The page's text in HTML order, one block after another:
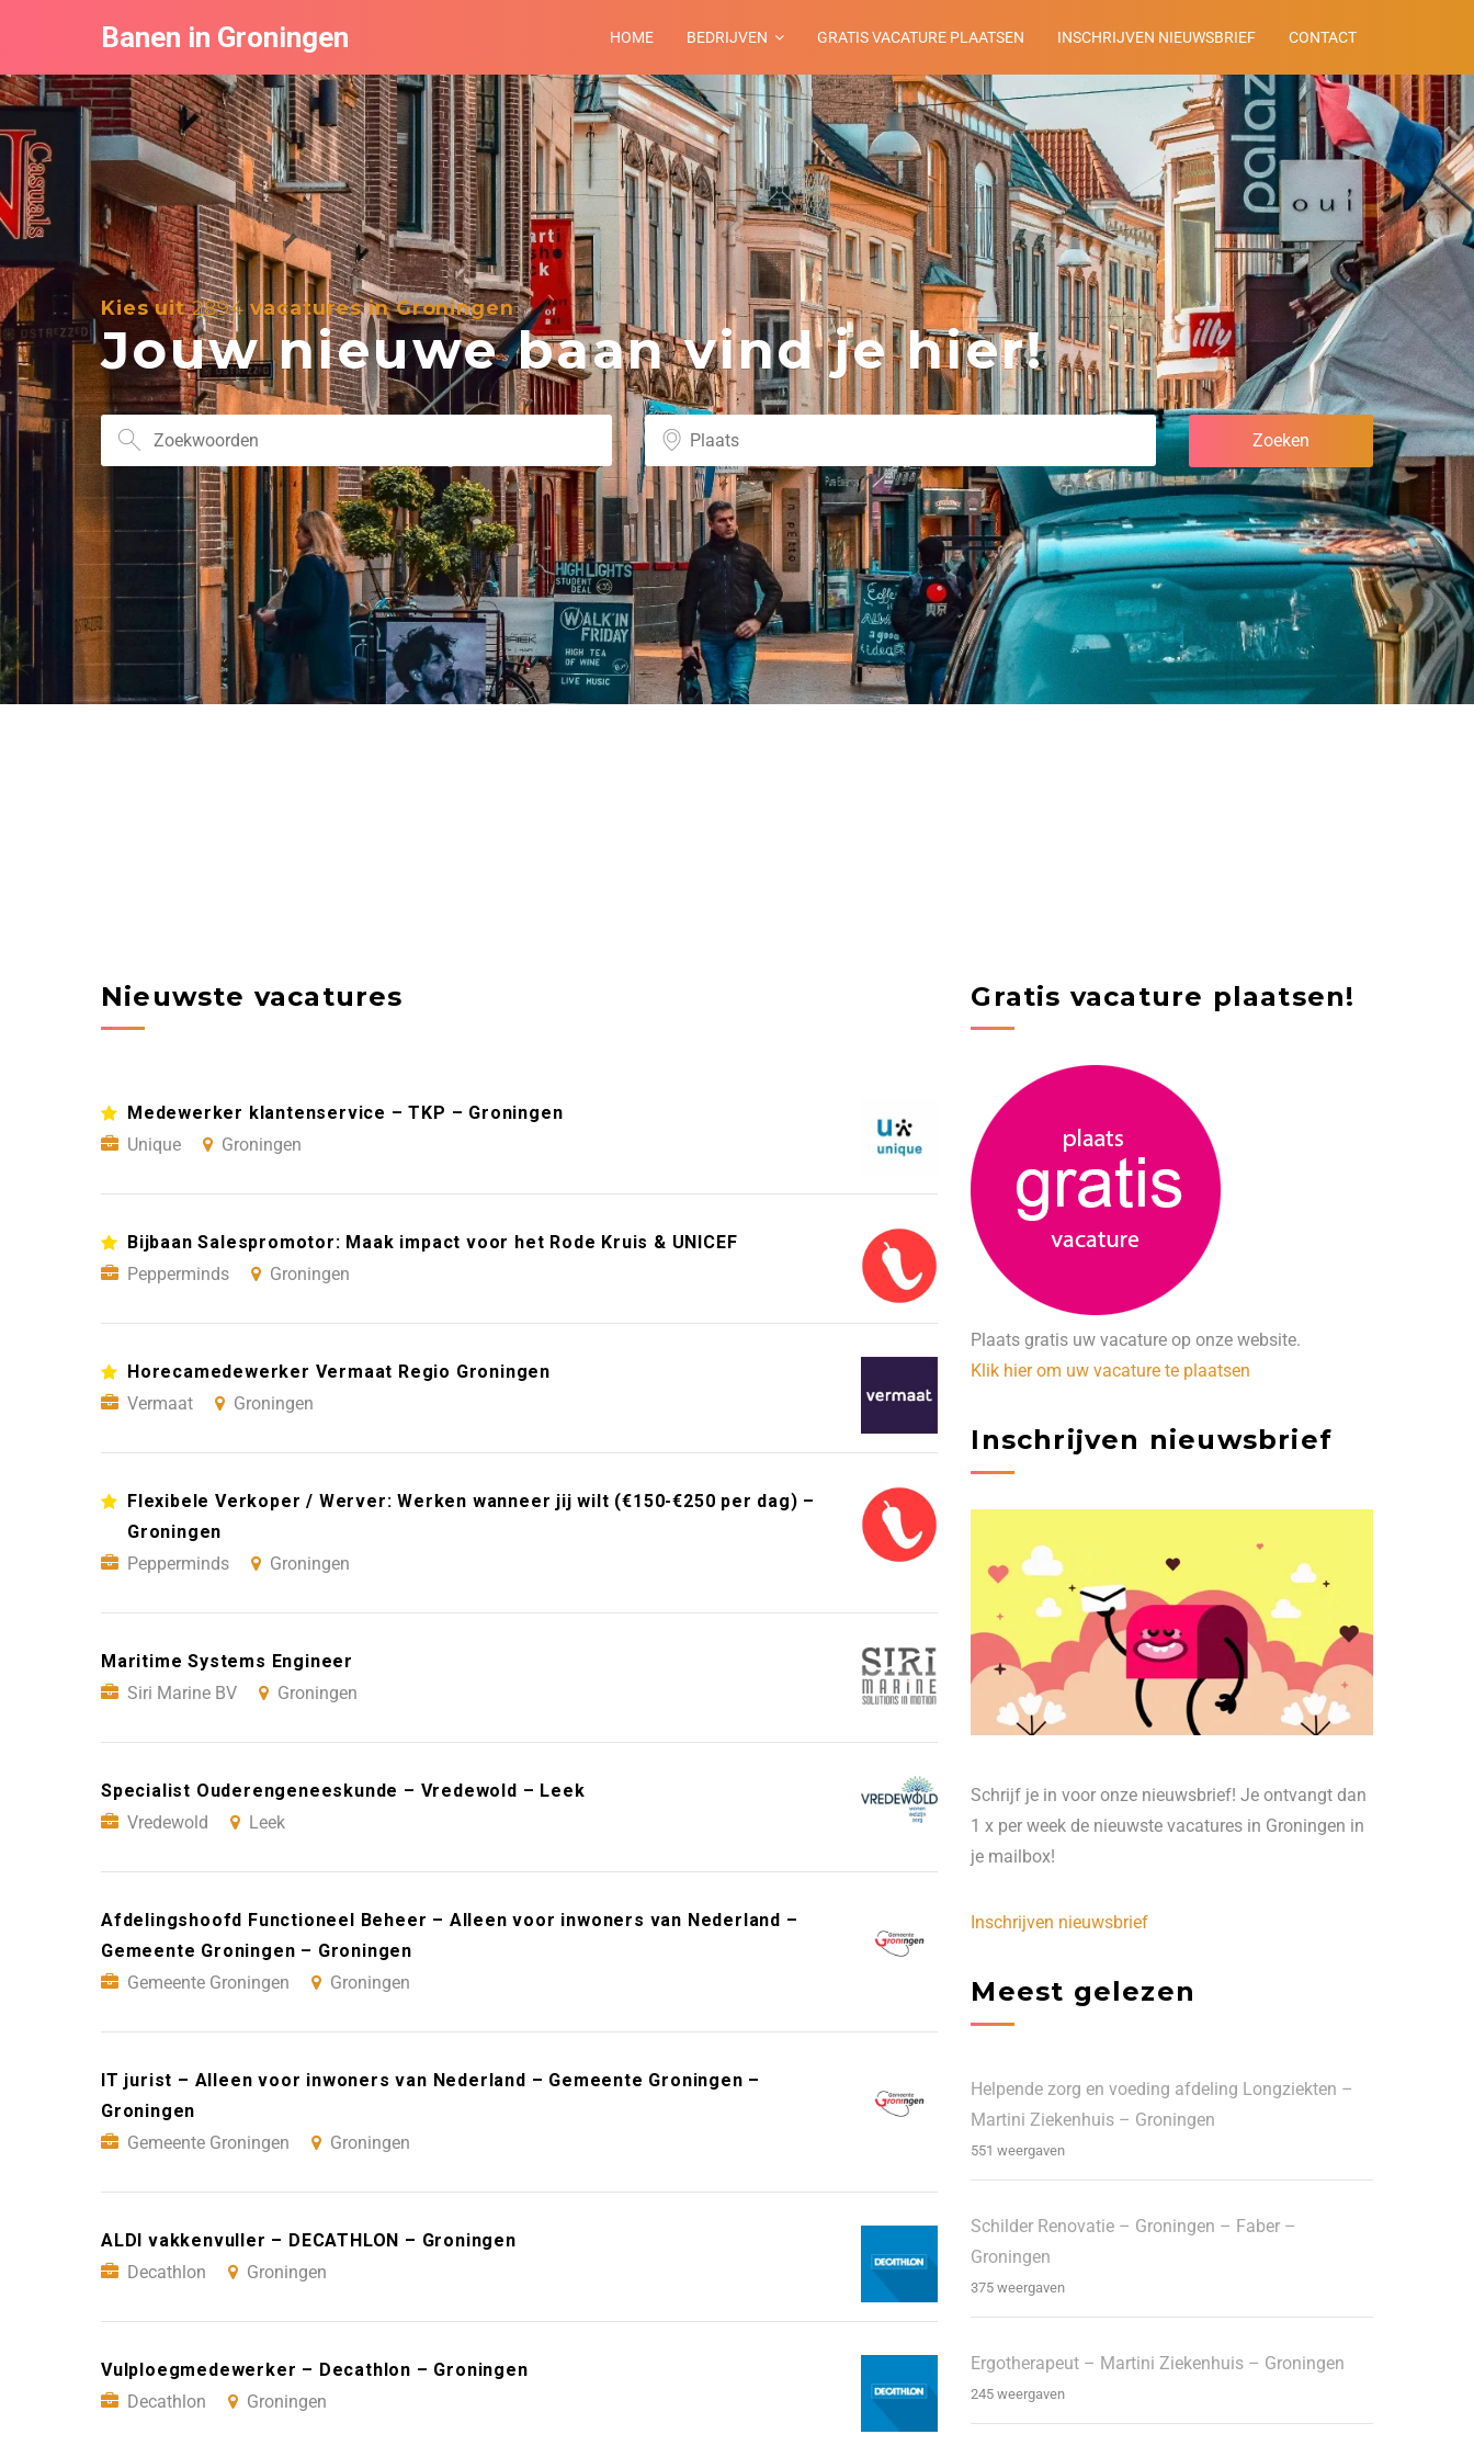
Banen in Groningen HOME BEDRIJVEN GRATIS VACATURE PLAATSEN INSCHRIJVEN NIEUWSBRIEF CONTACT
Kies uit2894 vacatures in Groningen
Jouw nieuwe baan vind je hier!
Nieuwste vacatures
Medewerker klantenservice – TKP – Groningen
Unique
Groningen
Bijbaan Salespromotor: Maak impact voor het Rode Kruis & UNICEF
Pepperminds
Groningen
Horecamedewerker Vermaat Regio Groningen
Vermaat
Groningen
Flexibele Verkoper / Werver: Werken wanneer jij wilt (€150-€250 per dag) –
Groningen
Pepperminds
Groningen
Maritime Systems Engineer
Siri Marine BV
Groningen
Specialist Ouderengeneeskunde – Vredewold – Leek
Vredewold
Leek
Afdelingshoofd Functioneel Beheer – Alleen voor inwoners van Nederland –
Gemeente Groningen – Groningen
Gemeente Groningen
Groningen
IT jurist – Alleen voor inwoners van Nederland – Gemeente Groningen –
Groningen
Gemeente Groningen
Groningen
ALDI vakkenvuller – DECATHLON – Groningen
Decathlon
Groningen
Vulploegmedewerker – Decathlon – Groningen
Decathlon
Groningen
Gratis vacature plaatsen!
Plaats gratis uw vacature op onze website.
Klik hier om uw vacature te plaatsen
Inschrijven nieuwsbrief
Schrijf je in voor onze nieuwsbrief! Je ontvangt dan
1 x per week de nieuwste vacatures in Groningen in
je mailbox!
Inschrijven nieuwsbrief
Meest gelezen
Helpende zorg en voeding afdeling Longziekten –
Martini Ziekenhuis – Groningen
551 weergaven
Schilder Renovatie – Groningen – Faber –
Groningen
375 weergaven
Ergotherapeut – Martini Ziekenhuis – Groningen
245 weergaven